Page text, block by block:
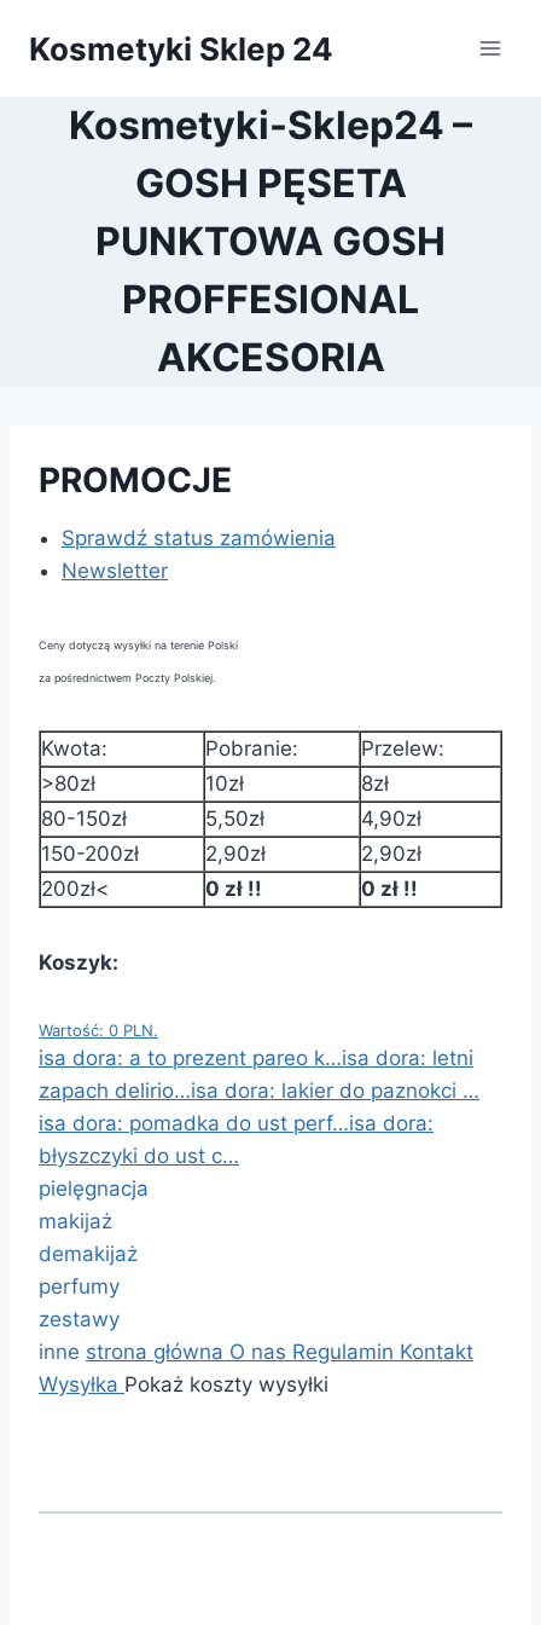
Kosmetyki Sklep 24
Kosmetyki-Sklep24 –
GOSH PĘSETA
PUNKTOWA GOSH
PROFFESIONAL
AKCESORIA
PROMOCJE
Sprawdź status zamówienia
Newsletter
Ceny dotyczą wysyłki na terenie Polski
za pośrednictwem Poczty Polskiej.
Kwota: Pobranie:
Przelew:
>80zł
10zł
8zł
80-150zł
5,50zł
4,90zł
150-200zł
2,90zł
2,90zł
200zł<
0 zł !! 0 zł !!
Koszyk:
Wartość: 0 PLN.
isa dora: a to prezent pareo k…isa dora: letni
zapach delirio…isa dora: lakier do paznokci …
isa dora: pomadka do ust perf…isa dora:
błyszczyki do ust c…
pielęgnacja
makijaż
demakijaż
perfumy
zestawy
inne strona główna O nas Regulamin Kontakt
Wysyłka Pokaż koszty wysyłki